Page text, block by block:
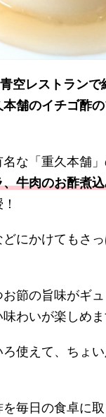
青空レストランで
本舗のイチゴ酢
な「重久本舗
牛肉のお酢煮
にかけてもさ
節の旨味がギ
わいが楽しめま
使えて、ちょ
毎日の食卓に